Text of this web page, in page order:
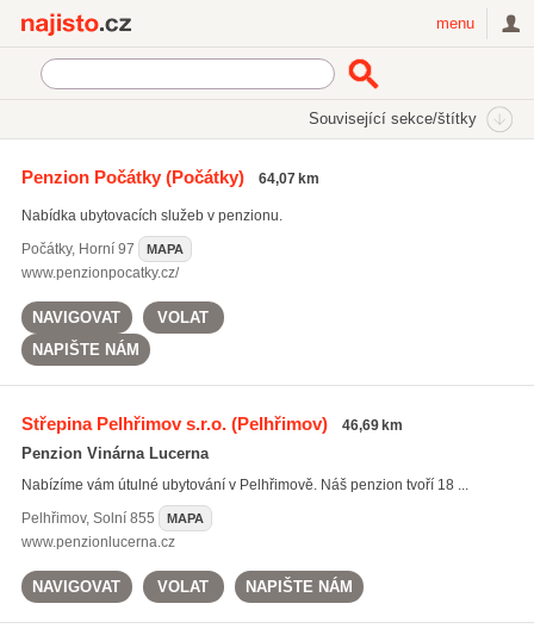
menu
Související sekce/štítky
Penzion Počátky(Počátky) 64,07 km
Nabídka ubytovacích služeb v penzionu.
Počátky, Horní 97 MAPA
www.penzionpocatky.cz/
NAVIGOVAT
VOLAT
NAPIŠTE NÁM
Střepina Pelhřimov s.r.o.(Pelhřimov) 46,69 km
Penzion Vinárna Lucerna
Nabízíme vám útulné ubytování v Pelhřimově. Náš penzion tvoří 18 ...
Pelhřimov, Solní 855 MAPA
www.penzionlucerna.cz
NAVIGOVAT VOLAT NAPIŠTE NÁM